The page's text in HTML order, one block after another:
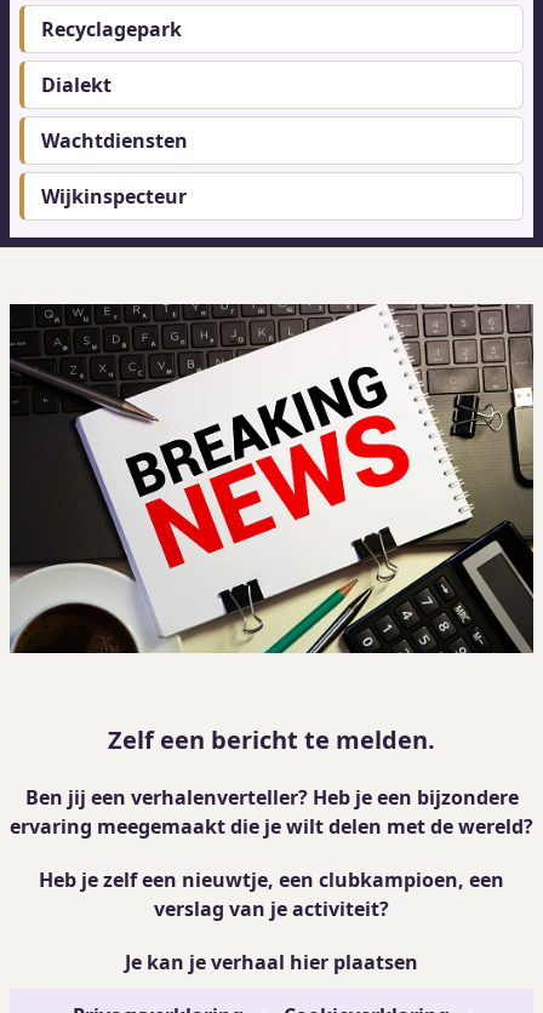
Recyclagepark
Dialekt
Wachtdiensten
Wijkinspecteur
Zelf een bericht te melden.
Ben jij een verhalenverteller? Heb je een bijzondere
ervaring meegemaakt die je wilt delen met de wereld?
Heb je zelf een nieuwtje, een clubkampioen, een
verslag van je activiteit?
Je kan je verhaal hier plaatsen